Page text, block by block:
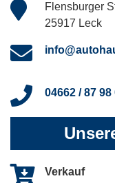
Flensburger
25917 Leck
04662 / 87 98
Verkauf